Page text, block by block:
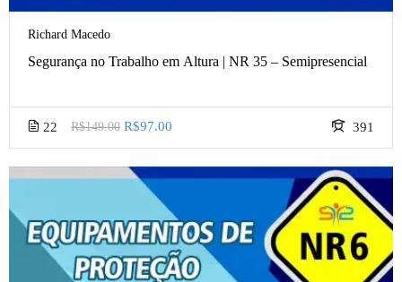
Richard Macedo
Segurança no Trabalho em Altura | NR 35 – Semipresencial
22 391
R$149.00 R$97.00